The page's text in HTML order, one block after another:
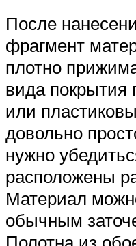
После
фрагмент
плотно
вида покрытия
или
довольно
нужно
расположены
Материал
обычным